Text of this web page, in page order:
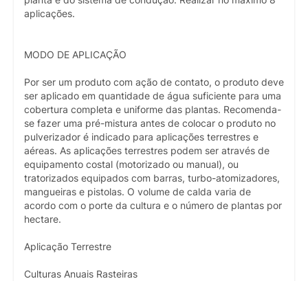
aplicações.
MODO DE APLICAÇÃO
Por ser um produto com ação de contato, o produto deve
ser aplicado em quantidade de água suficiente para uma
cobertura completa e uniforme das plantas. Recomenda-
se fazer uma pré-mistura antes de colocar o produto no
pulverizador é indicado para aplicações terrestres e
aéreas. As aplicações terrestres podem ser através de
equipamento costal (motorizado ou manual), ou
tratorizados equipados com barras, turbo-atomizadores,
mangueiras e pistolas. O volume de calda varia de
acordo com o porte da cultura e o número de plantas por
hectare.
Aplicação Terrestre
Culturas Anuais Rasteiras